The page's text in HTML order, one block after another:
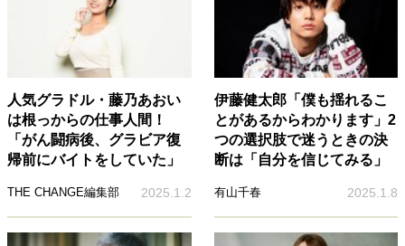
人気グラドル・藤乃あおい
は根っからの仕事人間！
「がん闘病後、グラビア復
帰前にバイトをしていた」
THE CHANGE編集部 2025.1.2
伊藤健太郎「僕も揺れるこ
とがあるからわかります」2
つの選択肢で迷うときの決
断は「自分を信じてみる」
有山千春 2025.1.8